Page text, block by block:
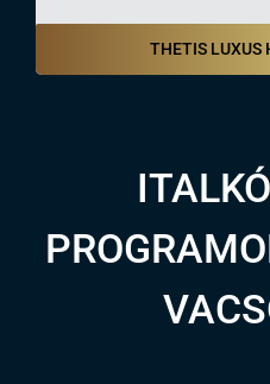
THETIS LUXUS